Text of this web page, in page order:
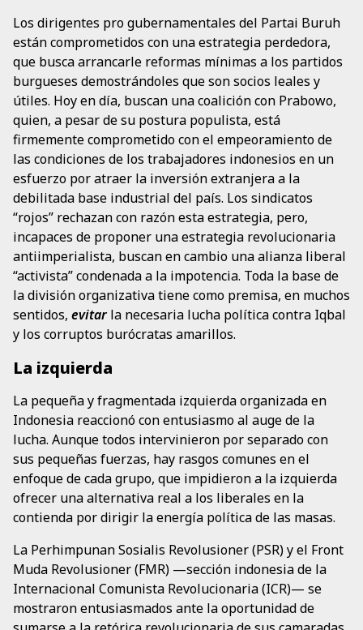
Los dirigentes pro gubernamentales del Partai Buruh
están comprometidos con una estrategia perdedora,
que busca arrancarle reformas mínimas a los partidos
burgueses demostrándoles que son socios leales y
útiles. Hoy en día, buscan una coalición con Prabowo,
quien, a pesar de su postura populista, está
firmemente comprometido con el empeoramiento de
las condiciones de los trabajadores indonesios en un
esfuerzo por atraer la inversión extranjera a la
debilitada base industrial del país. Los sindicatos
“rojos” rechazan con razón esta estrategia, pero,
incapaces de proponer una estrategia revolucionaria
antiimperialista, buscan en cambio una alianza liberal
“activista” condenada a la impotencia. Toda la base de
la división organizativa tiene como premisa, en muchos
sentidos, evitar la necesaria lucha política contra Iqbal
y los corruptos burócratas amarillos.
La izquierda
La pequeña y fragmentada izquierda organizada en
Indonesia reaccionó con entusiasmo al auge de la
lucha. Aunque todos intervinieron por separado con
sus pequeñas fuerzas, hay rasgos comunes en el
enfoque de cada grupo, que impidieron a la izquierda
ofrecer una alternativa real a los liberales en la
contienda por dirigir la energía política de las masas.
La Perhimpunan Sosialis Revolusioner (PSR) y el Front
Muda Revolusioner (FMR) —sección indonesia de la
Internacional Comunista Revolucionaria (ICR)— se
mostraron entusiasmados ante la oportunidad de